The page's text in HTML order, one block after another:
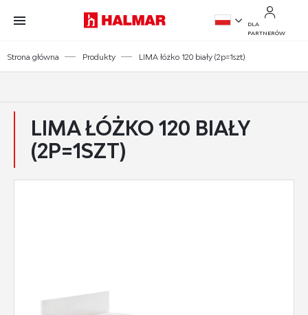
Przejdź do treści.
Przejdź do menu.
Przejdź do wyszukiwarki.
EN
DLA
PARTNERÓW
Strona główna Produkty LIMA łóżko 120 biały (2p=1szt)
LIMA ŁÓŻKO 120 BIAŁY
(2P=1SZT)